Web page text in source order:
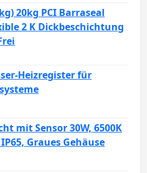
20kg PCI Barraseal
2 K Dickbeschichtung
Heizregister für
mit Sensor 30W, 6500K
Graues Gehäuse